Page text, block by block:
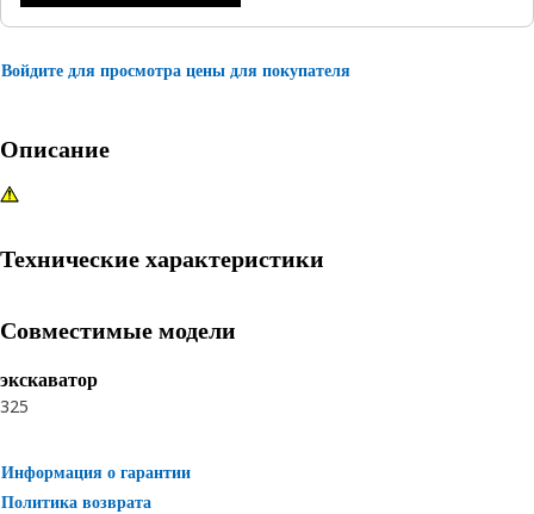
Войдите для просмотра цены для покупателя
Описание
Технические характеристики
Совместимые модели
экскаватор
325
Информация о гарантии
Политика возврата